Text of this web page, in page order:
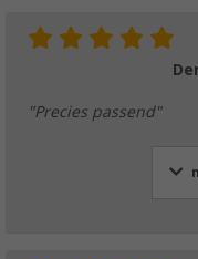
"Precies passend"